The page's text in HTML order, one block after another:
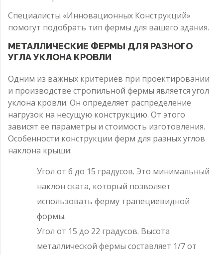
Специалисты «Инновационных Конструкций»
помогут подобрать тип фермы для вашего здания.
МЕТАЛЛИЧЕСКИЕ ФЕРМЫ ДЛЯ РАЗНОГО
УГЛА УКЛОНА КРОВЛИ
Одним из важных критериев при проектировании
и производстве стропильной фермы является угол
уклона кровли. Он определяет распределение
нагрузок на несущую конструкцию. От этого
зависят ее параметры и стоимость изготовления.
Особенности конструкции ферм для разных углов
наклона крыши:
Угол от 6 до 15 градусов. Это минимальный
наклон ската, который позволяет
использовать ферму трапециевидной
формы.
Угол от 15 до 22 градусов. Высота
металлической фермы составляет 1/7 от